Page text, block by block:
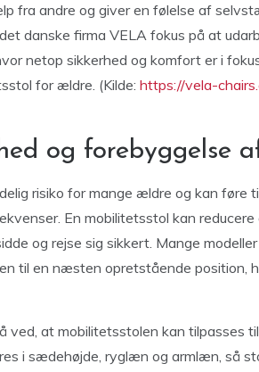
fra andre og giver en følelse af
danske firma VELA fokus på at
netop sikkerhed og komfort er i
for ældre. (Kilde: https://vela-
og forebyggelse
risiko for mange ældre og kan føre
En mobilitetsstol kan reducere
og rejse sig sikkert. Mange
til en næsten opretstående position,
ved, at mobilitetsstolen kan tilpasses
i sædehøjde, ryglæn og armlæn, så